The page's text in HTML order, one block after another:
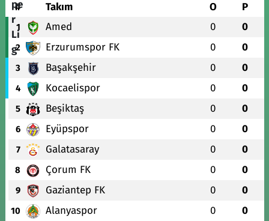
# Takım O P
1 Amed 0 0
2 Erzurumspor FK 0 0
3 Başakşehir 0 0
4 Kocaelispor 0 0
5 Beşiktaş 0 0
6 Eyüpspor 0 0
7 Galatasaray 0 0
8 Çorum FK 0 0
9 Gaziantep FK 0 0
10 Alanyaspor 0 0